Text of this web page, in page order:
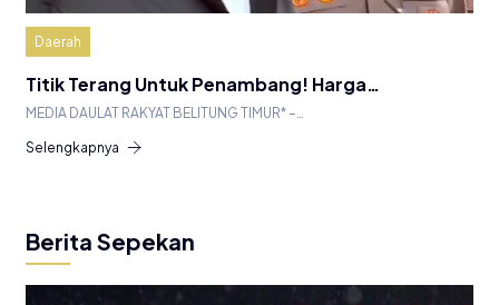
Daerah
Titik Terang Untuk Penambang! Harga…
MEDIA DAULAT RAKYAT BELITUNG TIMUR* –…
Selengkapnya
Berita Sepekan